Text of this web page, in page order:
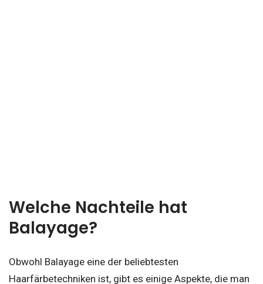
Welche Nachteile hat
Balayage?
Obwohl Balayage eine der beliebtesten
Haarfärbetechniken ist, gibt es einige Aspekte, die man